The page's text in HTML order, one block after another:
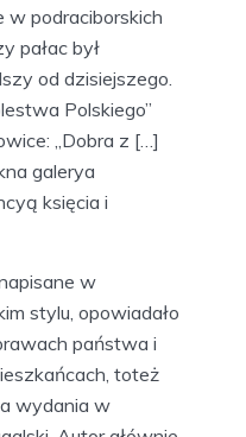
w podraciborskich
pałac był
od dzisiejszego.
Polskiego”
„Dobra z […]
galerya
księcia i
w
stylu, opowiadało
państwa i
toteż
wydania w